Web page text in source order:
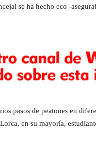
se ha hecho eco -
pasos de peatones en
en su mayoría,